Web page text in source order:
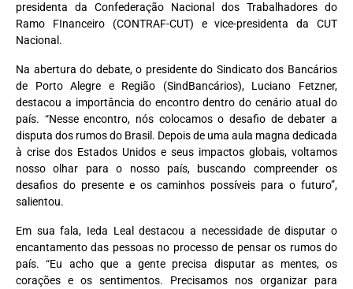
presidenta da Confederação Nacional dos Trabalhadores do
Ramo FInanceiro (CONTRAF-CUT) e vice-presidenta da CUT
Nacional.
Na abertura do debate, o presidente do Sindicato dos Bancários
de Porto Alegre e Região (SindBancários), Luciano Fetzner,
destacou a importância do encontro dentro do cenário atual do
país. “Nesse encontro, nós colocamos o desafio de debater a
disputa dos rumos do Brasil. Depois de uma aula magna dedicada
à crise dos Estados Unidos e seus impactos globais, voltamos
nosso olhar para o nosso país, buscando compreender os
desafios do presente e os caminhos possíveis para o futuro”,
salientou.
Em sua fala, Ieda Leal destacou a necessidade de disputar o
encantamento das pessoas no processo de pensar os rumos do
país. “Eu acho que a gente precisa disputar as mentes, os
corações e os sentimentos. Precisamos nos organizar para